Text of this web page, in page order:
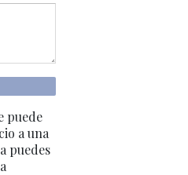
puede
a una
puedes